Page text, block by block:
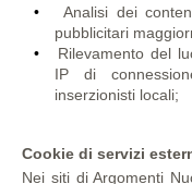
Analisi dei
pubblicitari
Rilevamento del
IP di
inserzionisti locali;
Cookie di servizi
Nei siti di Argomenti